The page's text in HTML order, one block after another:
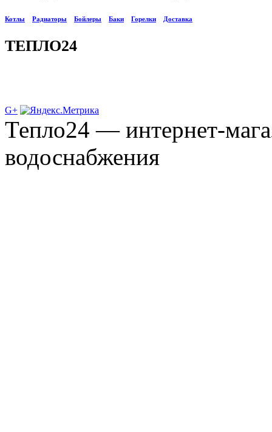
Котлы Радиаторы Бойлеры Баки Горелки Доставка
ТЕПЛО24
G+
Тепло24 — интернет-
водоснабжения